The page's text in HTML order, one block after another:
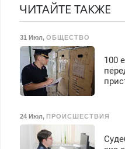
Срочно. Без выходных.
Пенсионерам – скидки до
40%. Мастер со стажем.
ЧИТАЙТЕ ТАКЖЕ
31 Июл, ОБЩЕСТВО
100
24 Июл, ПРОИСШЕСТВИЯ